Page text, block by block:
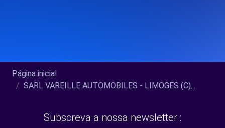
Página inicial
SARL VAREILLE AUTOMOBILES - LIMOGES (C)...
Subscreva a nossa newsletter :